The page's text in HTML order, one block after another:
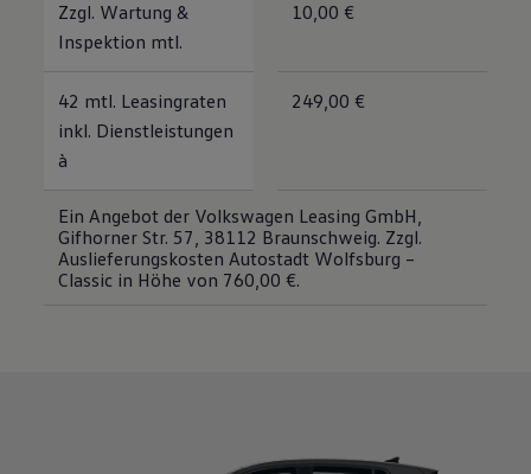
Magazin
Lifestyle
Elektromobilität
Volkswagen R
Pannen- und Unfallhilfe
Zzgl. Wartung &
Inspektion mtl.
10,00 €
42 mtl. Leasingraten
inkl. Dienstleistungen
à
249,00 €
Ein Angebot der Volkswagen Leasing GmbH,
Gifhorner Str. 57, 38112 Braunschweig. Zzgl.
Auslieferungskosten Autostadt Wolfsburg –
Classic in Höhe von 760,00 €.